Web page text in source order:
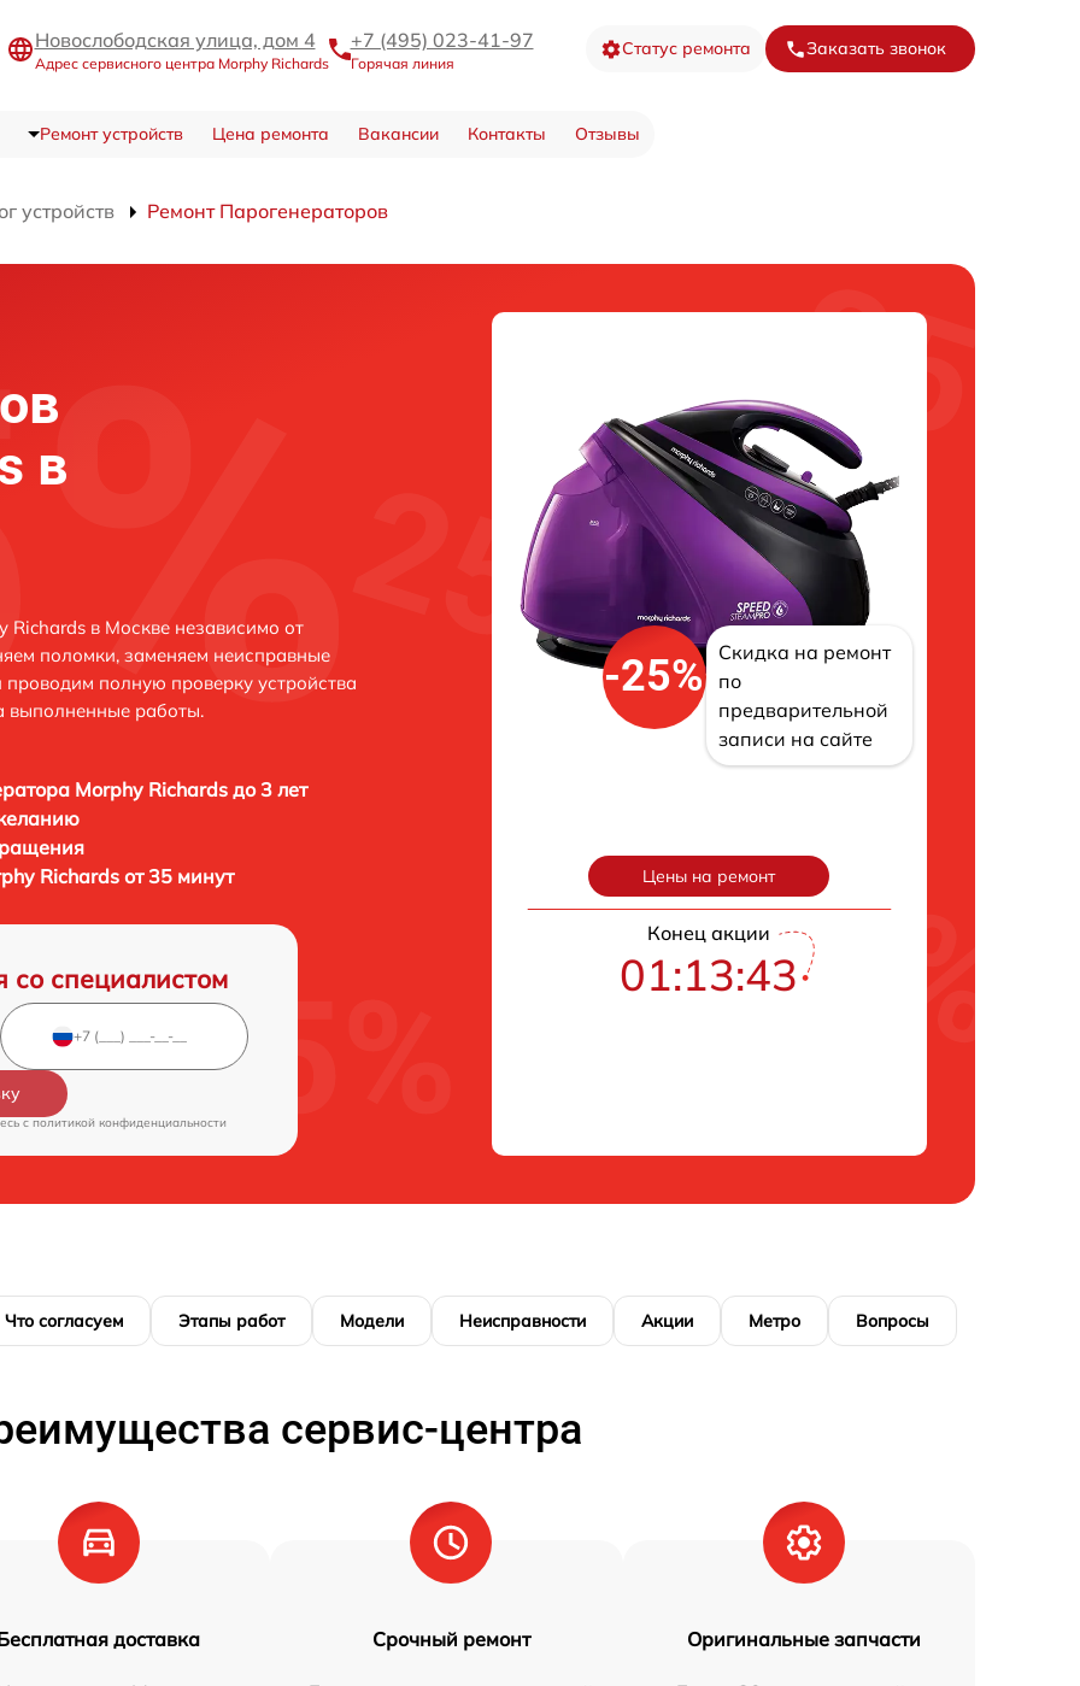
Новослободская улица, дом 4
Адрес сервисного центра Morphy Richards
+7 (495) 023-41-97
Горячая линия
Статус ремонта Заказать звонок
Ремонт устройств Цена ремонта Вакансии Контакты Отзывы
устройств Ремонт Парогенераторов
в
в Москве независимо от
поломки, заменяем неисправные
полную проверку устройства
выполненные работы.
Morphy Richards до 3 лет
Richards от 35 минут
со специалистом
cполитикой конфиденциальности
-25%
Скидка на ремонт
по
предварительной
записи на сайте
Цены на ремонт
Конец акции
01:13:42
Что согласуем Этапы работ Модели Неисправности Акции Метро Вопросы
сервис-центра
доставка Срочный ремонт Оригинальные запчасти